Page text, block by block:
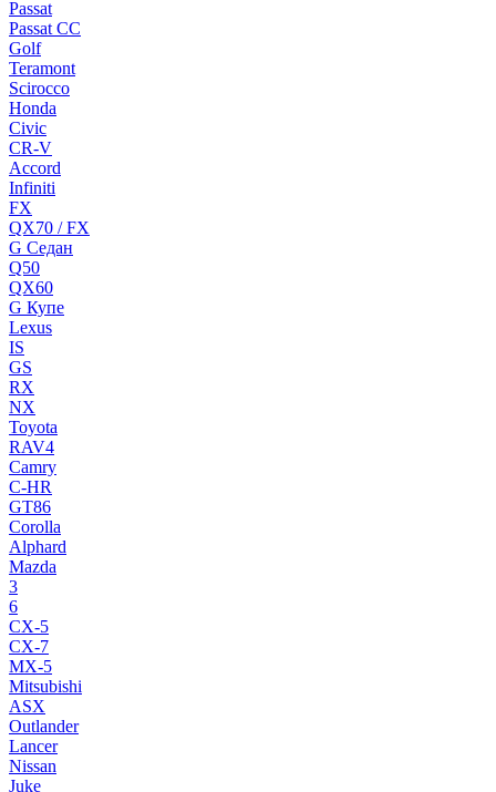
Passat
Passat CC
Golf
Teramont
Scirocco
Honda
Civic
CR-V
Accord
Infiniti
FX
QX70 / FX
G Cедан
Q50
QX60
G Купе
Lexus
IS
GS
RX
NX
Toyota
RAV4
Camry
C-HR
GT86
Corolla
Alphard
Mazda
3
6
CX-5
CX-7
MX-5
Mitsubishi
ASX
Outlander
Lancer
Nissan
Juke